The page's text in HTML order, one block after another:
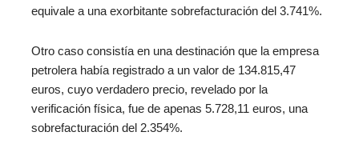
equivale a una exorbitante sobrefacturación del 3.741%.
Otro caso consistía en una destinación que la empresa
petrolera había registrado a un valor de 134.815,47
euros, cuyo verdadero precio, revelado por la
verificación física, fue de apenas 5.728,11 euros, una
sobrefacturación del 2.354%.